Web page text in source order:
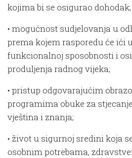
kojima bi se osigurao dohodak;
• mogućnost sudjelovanja u
prema kojem rasporedu će ići
funkcionalnoj sposobnosti i
produljenja radnog vijeka;
• pristup odgovarajućim
programima obuke za
vještina i znanja;
• život u sigurnoj sredini koja
osobnim potrebama,